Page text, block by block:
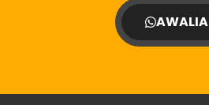
AWALIA